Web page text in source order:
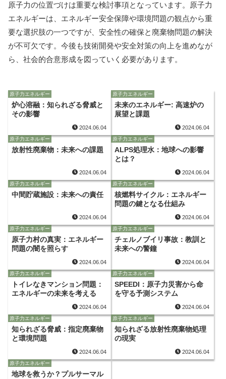
原子力の位置づけは重要な検討事項となっています。原子力
エネルギーは、エネルギー安全保障や環境問題の観点から重
要な選択肢の一つですが、安全性の確保と廃棄物問題の解決
が不可欠です。今後も技術開発や安全対策の向上を進めなが
ら、社会的合意形成を図っていく必要があります。
原子力エネルギー
炉心溶融：知られざる脅威と
その影響
2024.06.04
原子力エネルギー
未来のエネルギー: 高速炉の
展望と課題
2024.06.04
原子力エネルギー
放射性廃棄物：未来への課題
2024.06.04
原子力エネルギー
ALPS処理水：地球への影響
とは？
2024.06.04
原子力エネルギー
中間貯蔵施設：未来への責任
2024.06.04
原子力エネルギー
核燃料サイクル：エネルギー
問題の鍵となる仕組み
2024.06.04
原子力エネルギー
原子力村の真実：エネルギー
問題の闇を照らす
2024.06.04
原子力エネルギー
チェルノブイリ事故：教訓と
未来への警鐘
2024.06.04
原子力エネルギー
トイレなきマンション問題：
エネルギーの未来を考える
2024.06.04
原子力エネルギー
SPEEDI：原子力災害から命
を守る予測システム
2024.06.04
原子力エネルギー
知られざる脅威：指定廃棄物
と環境問題
2024.06.04
原子力エネルギー
知られざる放射性廃棄物処理
の現実
2024.06.04
原子力エネルギー
地球を救うか？プルサーマル